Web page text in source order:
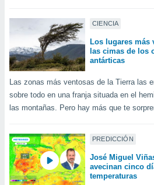
de
de
de
uso de
con el
e
mediante
publicidad
CIENCIA
Los lugares más
las cimas de los
antárticas
Las zonas más ventosas de la Tierra las
sobre todo en una franja situada en el
las montañas. Pero hay más que te
PREDICCIÓN
José Miguel
avecinan cinco
temperaturas